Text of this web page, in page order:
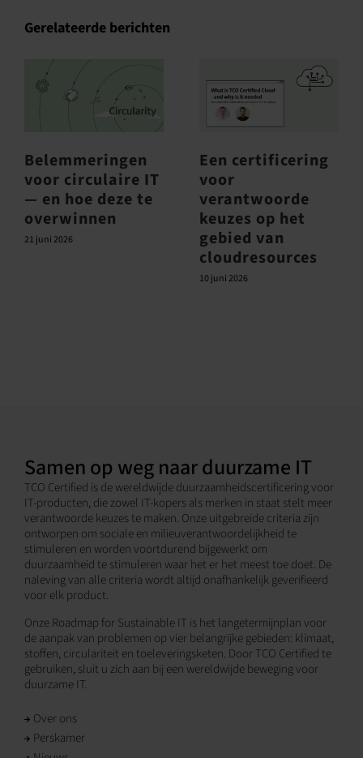
Gerelateerde berichten
Belemmeringen
voor circulaire IT
— en hoe deze te
overwinnen
21 juni 2026
Een certificering
voor
verantwoorde
keuzes op het
gebied van
cloudresources
10 juni 2026
Samen op weg naar duurzame IT
TCO Certified is de wereldwijde duurzaamheidscertificering voor
IT-producten, die zowel IT-kopers als merken in staat stelt meer
verantwoorde keuzes te maken. Onze uitgebreide criteria zijn
ontworpen om sociale en milieuverantwoordelijkheid te
stimuleren en worden voortdurend bijgewerkt om
duurzaamheid te stimuleren waar het er het meest toe doet. De
naleving van alle criteria wordt altijd onafhankelijk geverifieerd
voor elk product.
Onze Roadmap for Sustainable IT is het langetermijnplan voor
de aanpak van problemen op vier belangrijke gebieden: klimaat,
stoffen, circulariteit en toeleveringsketen. Door TCO Certified te
gebruiken, sluit u zich aan bij een wereldwijde beweging voor
duurzame IT.
Over ons
Perskamer